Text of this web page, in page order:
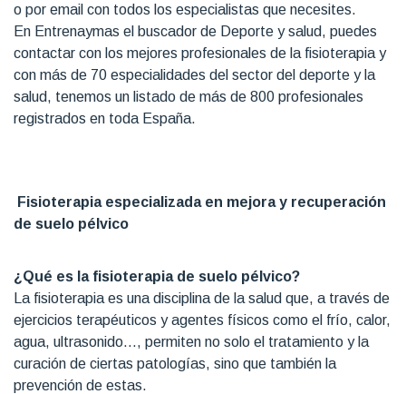
o por email con todos los especialistas que necesites.
En Entrenaymas el buscador de Deporte y salud, puedes
contactar con los mejores profesionales de la fisioterapia y
con más de 70 especialidades del sector del deporte y la
salud, tenemos un listado de más de 800 profesionales
registrados en toda España.
Fisioterapia especializada en mejora y recuperación
de suelo pélvico
¿Qué es la fisioterapia de suelo pélvico?
La fisioterapia es una disciplina de la salud que, a través de
ejercicios terapéuticos y agentes físicos como el frío, calor,
agua, ultrasonido…, permiten no solo el tratamiento y la
curación de ciertas patologías, sino que también la
prevención de estas.